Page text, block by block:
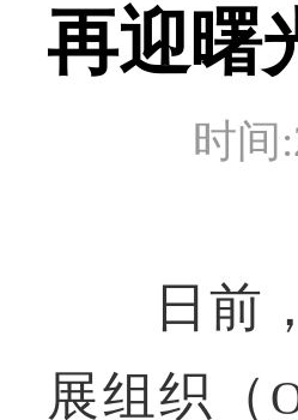
再迎曙
时间
日前，
展组织（